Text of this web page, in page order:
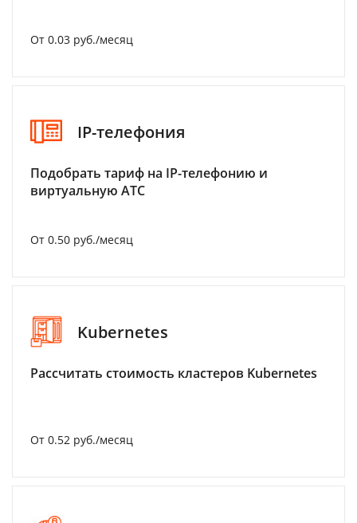
От 0.03 руб./месяц
IP-телефония
Подобрать тариф на IP-телефонию и
виртуальную АТС
От 0.50 руб./месяц
Kubernetes
Рассчитать стоимость кластеров Kubernetes
От 0.52 руб./месяц